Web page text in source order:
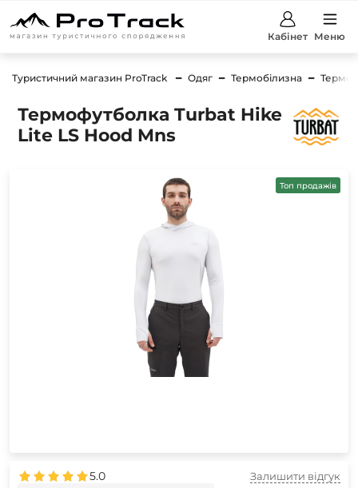
Кабінет Меню
Туристичний магазин ProTrack Одяг Термобілизна
Термофутболка Turbat Hike
Lite LS Hood Mns
Топ продажів
5.0 Залишити відгук